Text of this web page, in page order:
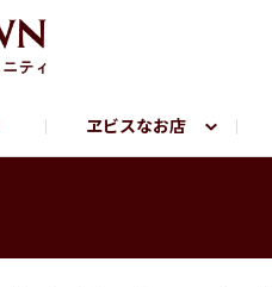
ヱビスなお店